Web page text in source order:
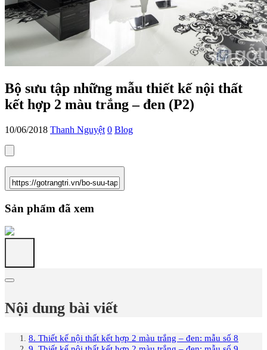
Bộ sưu tập những mẫu thiết kế nội thất
kết hợp 2 màu trắng – đen (P2)
10/06/2018 Thanh Nguyệt 0 Blog
Sản phẩm đã xem
Nội dung bài viết
8. Thiết kế nội thất kết hợp 2 màu trắng – đen: mẫu số 8